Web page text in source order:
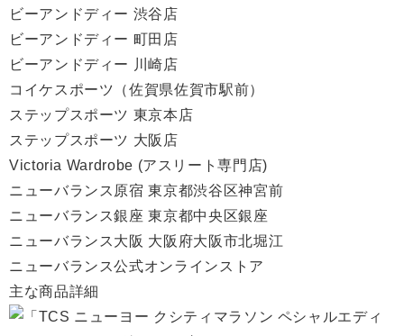
ビーアンドディー 渋谷店
ビーアンドディー 町田店
ビーアンドディー 川崎店
コイケスポーツ（佐賀県佐賀市駅前）
ステップスポーツ 東京本店
ステップスポーツ 大阪店
Victoria Wardrobe (アスリート専門店)
ニューバランス原宿 東京都渋谷区神宮前
ニューバランス銀座 東京都中央区銀座
ニューバランス大阪 大阪府大阪市北堀江
ニューバランス公式オンラインストア
主な商品詳細